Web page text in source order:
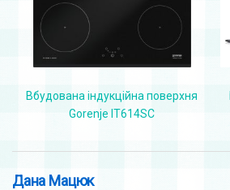
Вбудована індукційна поверхня
Gorenje IT614SC
Дана Мацюк